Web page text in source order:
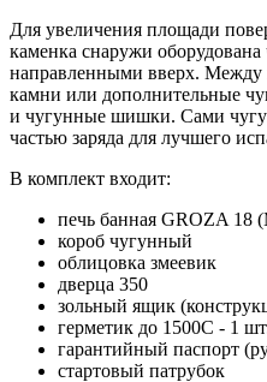
Для увеличения площади
каменка снаружи
направленными вверх.
камни или дополнительные
и чугунные шишки. Сами
частью заряда для лучшего
В комплект входит:
печь банная GROZA 18
короб чугунный
облицовка змеевик
дверца 350
зольный ящик
герметик до 1500С - 1
гарантийный паспорт
стартовый патрубок